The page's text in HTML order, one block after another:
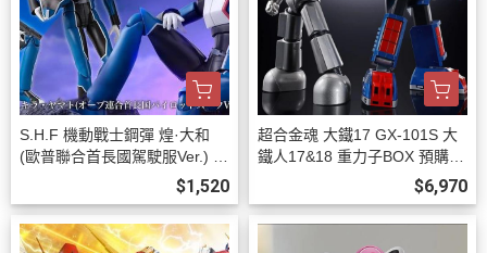
S.H.F 機動戰士鋼彈 煌·大和
(歐普聯合首長國駕駛服Ver.) 預
$1,520
超合金魂 大鐵17 GX-101S 大
鐵人17&18 重力子BOX 預購27
$6,970